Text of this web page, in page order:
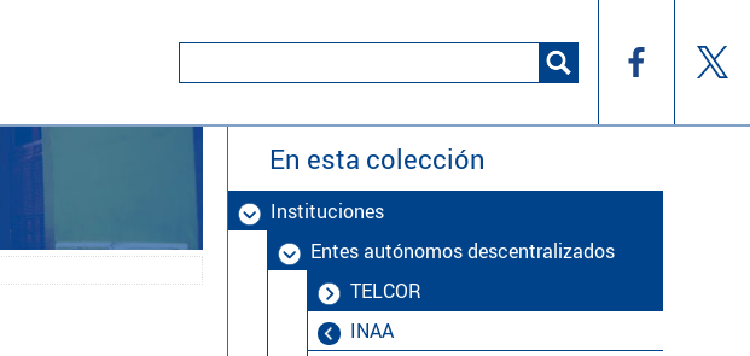
En esta colección
Instituciones
Entes autónomos descentralizados
INAA
TELCOR